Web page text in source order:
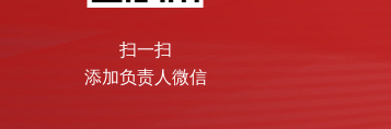
扫一扫
添加负责人微信